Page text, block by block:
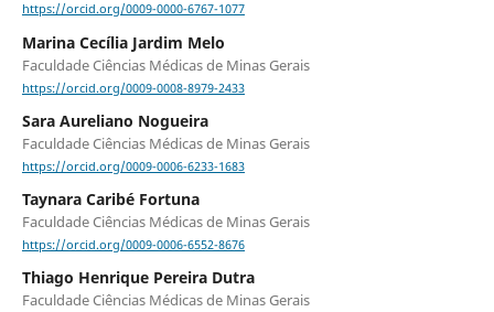
https://orcid.org/0009-0000-6767-1077
Marina Cecília Jardim Melo
Faculdade Ciências Médicas de Minas Gerais
https://orcid.org/0009-0008-8979-2433
Sara Aureliano Nogueira
Faculdade Ciências Médicas de Minas Gerais
https://orcid.org/0009-0006-6233-1683
Taynara Caribé Fortuna
Faculdade Ciências Médicas de Minas Gerais
https://orcid.org/0009-0006-6552-8676
Thiago Henrique Pereira Dutra
Faculdade Ciências Médicas de Minas Gerais